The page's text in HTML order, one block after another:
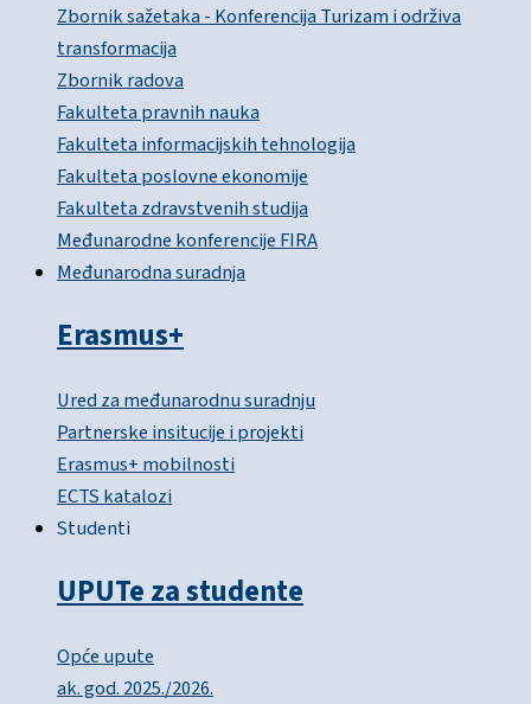
Zbornik sažetaka - Konferencija Turizam i održiva
transformacija
Zbornik radova
Fakulteta pravnih nauka
Fakulteta informacijskih tehnologija
Fakulteta poslovne ekonomije
Fakulteta zdravstvenih studija
Međunarodne konferencije FIRA
Međunarodna suradnja
Erasmus+
Ured za međunarodnu suradnju
Partnerske insitucije i projekti
Erasmus+ mobilnosti
ECTS katalozi
Studenti
UPUTe za studente
Opće upute
ak. god. 2025./2026.